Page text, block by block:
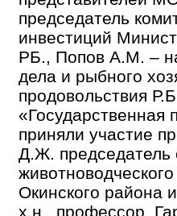
председатель
инвестиций
РБ., Попов А.М. –
дела и рыбного
продовольствия
приняли участие
Д.Ж. председатель
Окинского района
х.н., профессор,